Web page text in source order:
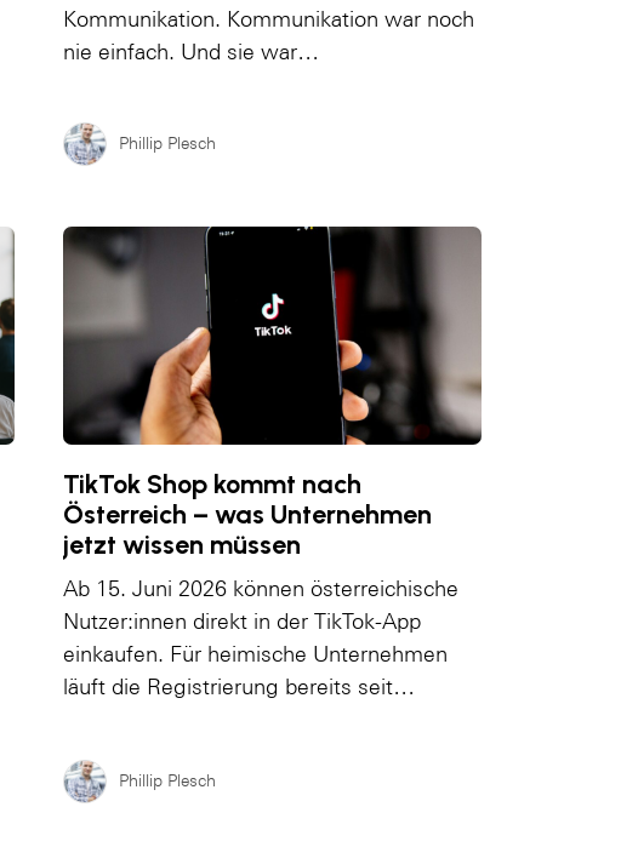
Kommunikation. Kommunikation war noch
nie einfach. Und sie war…
Phillip Plesch
TikTok Shop kommt nach
Österreich – was Unternehmen
jetzt wissen müssen
Ab 15. Juni 2026 können österreichische
Nutzer:innen direkt in der TikTok-App
einkaufen. Für heimische Unternehmen
läuft die Registrierung bereits seit…
Phillip Plesch